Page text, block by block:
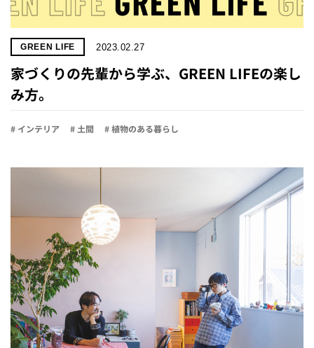
GREEN LIFE 2023.02.27
家づくりの先輩から学ぶ、GREEN LIFEの楽し
み方。
# インテリア # 土間 # 植物のある暮らし